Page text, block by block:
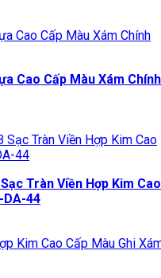
Cao Cấp Màu Xám Chính
Tràn Viền Hợp Kim Cao
DA-44